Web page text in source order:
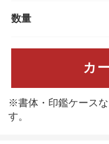
数量
カ
※書体・印鑑ケース
す。